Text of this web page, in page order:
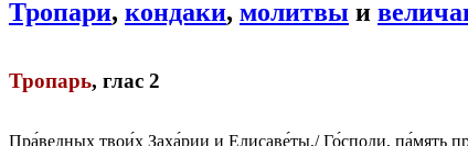
Тропари, кондаки, молитвы и
Тропарь, глас 2
Пра́ведных твои́х Заха́рии и Елисаве́ты,/ Го́споди, па́мять